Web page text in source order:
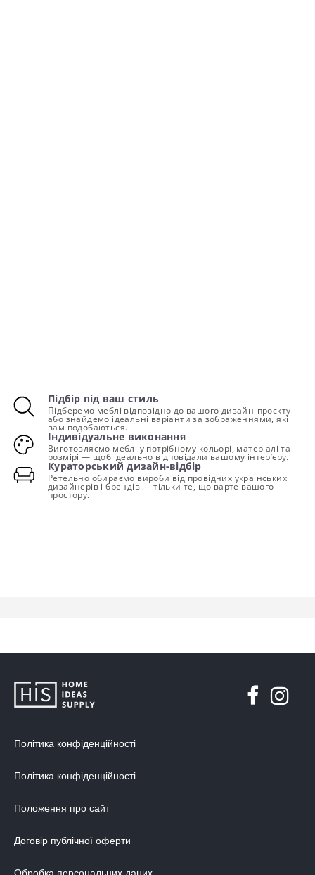
Підбір під ваш стиль
Підберемо меблі відповідно до вашого дизайн-проєкту
або знайдемо ідеальні варіанти за зображеннями, які
вам подобаються.
Індивідуальне виконання
Виготовляємо меблі у потрібному кольорі, матеріалі та
розмірі — щоб ідеально відповідали вашому інтер’єру.
Кураторський дизайн-відбір
Ретельно обираємо вироби від провідних українських
дизайнерів і брендів — тільки те, що варте вашого
простору.
Політика конфіденційності
Політика конфіденційності
Положення про сайт
Договір публічної оферти